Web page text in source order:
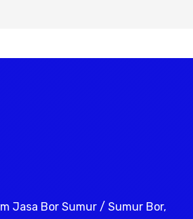
Jasa Bor Sumur / Sumur Bor,